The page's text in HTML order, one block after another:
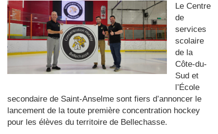
Le Centre
de
services
scolaire
de la
Côte-du-
Sud et
l’École
secondaire de Saint-Anselme sont fiers d’annoncer le
lancement de la toute première concentration hockey
pour les élèves du territoire de Bellechasse.